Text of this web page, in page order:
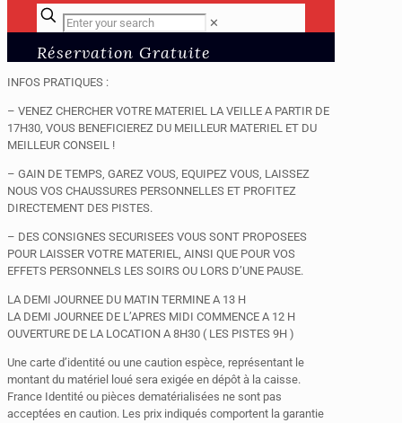
✕
Réservation Gratuite
INFOS PRATIQUES :
– VENEZ CHERCHER VOTRE MATERIEL LA VEILLE A PARTIR DE
17H30, VOUS BENEFICIEREZ DU MEILLEUR MATERIEL ET DU
MEILLEUR CONSEIL !
– GAIN DE TEMPS, GAREZ VOUS, EQUIPEZ VOUS, LAISSEZ
NOUS VOS CHAUSSURES PERSONNELLES ET PROFITEZ
DIRECTEMENT DES PISTES.
– DES CONSIGNES SECURISEES VOUS SONT PROPOSEES
POUR LAISSER VOTRE MATERIEL, AINSI QUE POUR VOS
EFFETS PERSONNELS LES SOIRS OU LORS D’UNE PAUSE.
LA DEMI JOURNEE DU MATIN TERMINE A 13 H
LA DEMI JOURNEE DE L’APRES MIDI COMMENCE A 12 H
OUVERTURE DE LA LOCATION A 8H30 ( LES PISTES 9H )
Une carte d’identité ou une caution espèce, représentant le
montant du matériel loué sera exigée en dépôt à la caisse.
France Identité ou pièces dematérialisées ne sont pas
acceptées en caution. Les prix indiqués comportent la garantie